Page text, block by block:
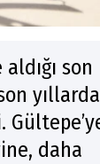
son
yıllarda
daha